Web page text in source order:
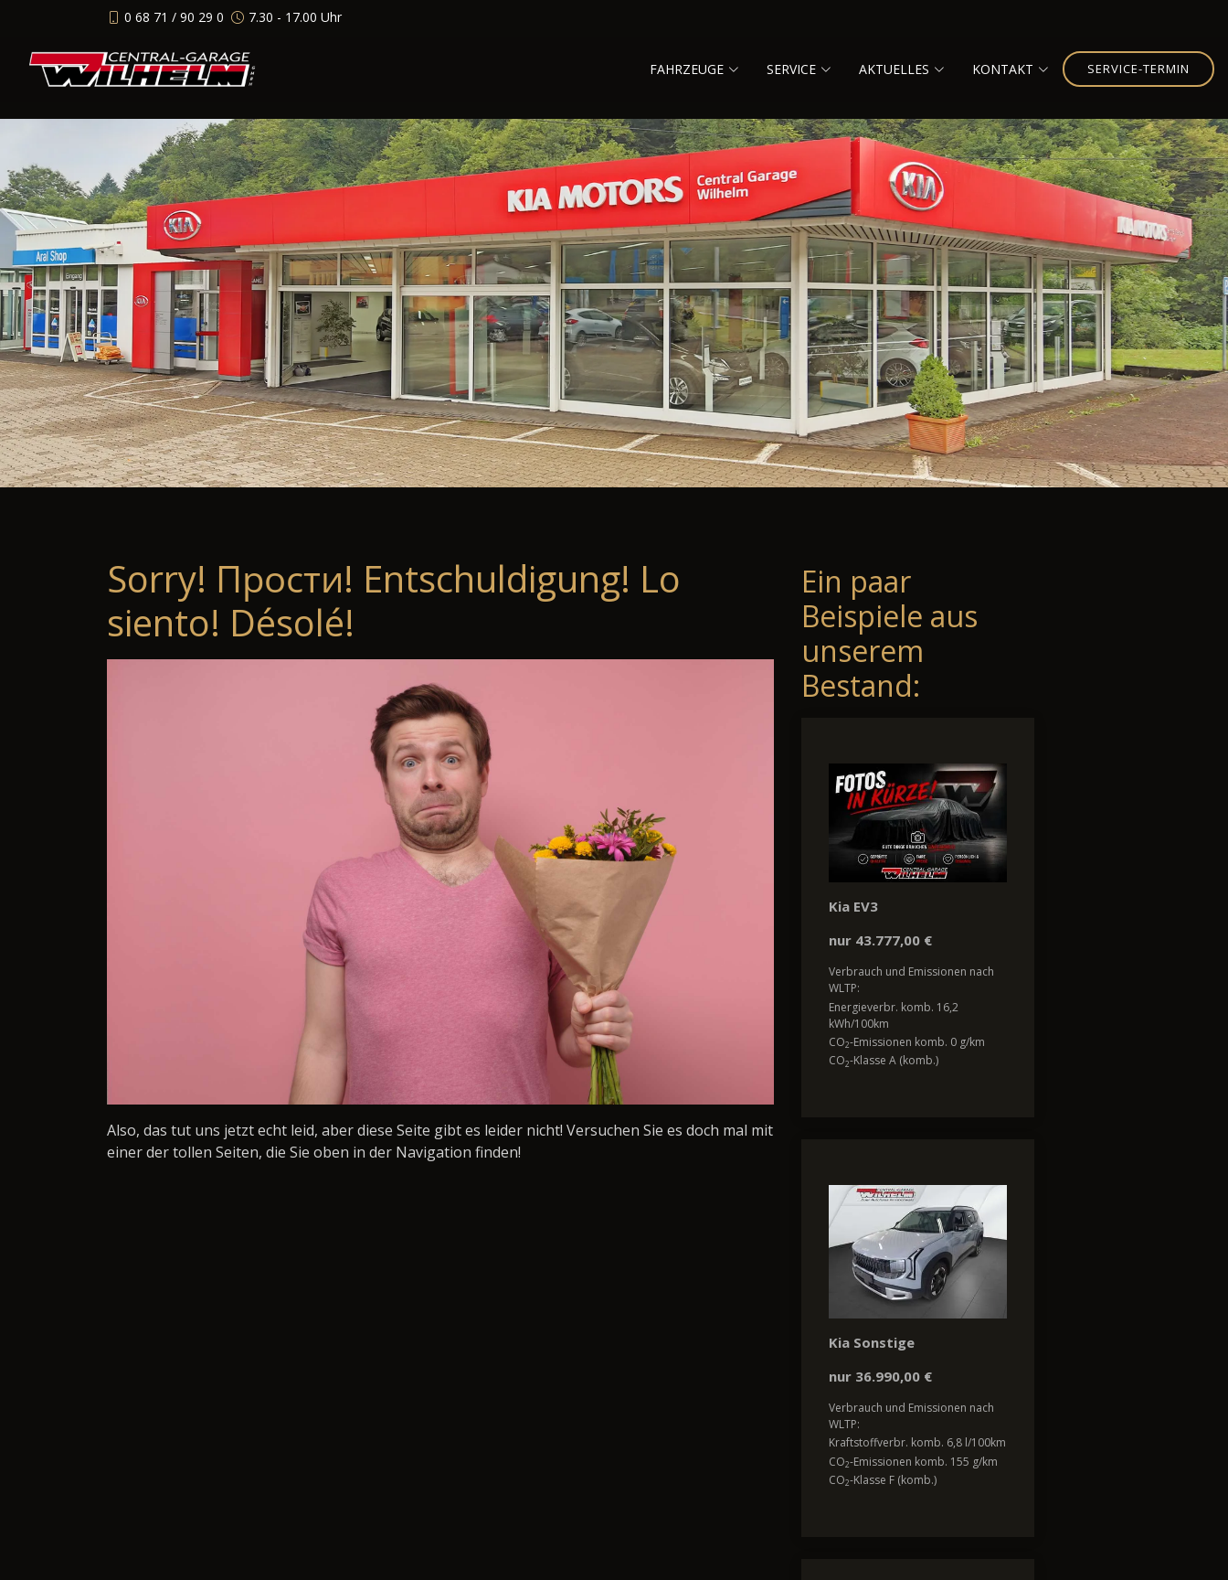
0 68 71 / 90 29 0 7.30 - 17.00 Uhr
FAHRZEUGE SERVICE AKTUELLES KONTAKT SERVICE-TERMIN
Sorry! Прости! Entschuldigung! Lo
siento! Désolé!
Also, das tut uns jetzt echt leid, aber diese Seite gibt es leider nicht! Versuchen Sie es doch mal mit
einer der tollen Seiten, die Sie oben in der Navigation finden!
Ein paar
Beispiele aus
unserem
Bestand:
Kia EV3
nur 43.777,00 €
Verbrauch und Emissionen nach
WLTP:
Energieverbr. komb. 16,2
kWh/100km
CO2-Emissionen komb. 0 g/km
CO2-Klasse A (komb.)
Kia Sonstige
nur 36.990,00 €
Verbrauch und Emissionen nach
WLTP:
Kraftstoffverbr. komb. 6,8 l/100km
CO2-Emissionen komb. 155 g/km
CO2-Klasse F (komb.)